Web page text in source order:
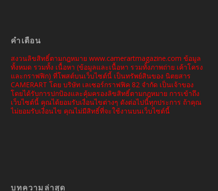
คำเตือน
สงวนลิขสิทธิ์ตามกฎหมาย www.camerartmagazine.com ข้อมูล
ทั้งหมด รวมทั้ง เนื้อหา (ข้อมูลและเนื้อหา รวมทั้งภาพถ่าย เค้าโครง
และกราฟฟิก) ที่โพสต์บนเว็บไซต์นี้ เป็นทรัพย์สินของ นิตยสาร
CAMERART โดย บริษัท เลเซอร์กราฟฟิค 82 จำกัด เป็นเจ้าของ
โดยได้รับการปกป้องและคุ้มครองลิขสิทธิ์ตามกฎหมาย การเข้าถึง
เว็บไซต์นี้ คุณได้ยอมรับเงื่อนไขต่างๆ ดังต่อไปนี้ทุกประการ ถ้าคุณ
ไม่ยอมรับเงื่อนไข คุณไม่มีสิทธิ์ที่จะใช้งานบนเว็บไซต์นี้
บทความล่าสุด